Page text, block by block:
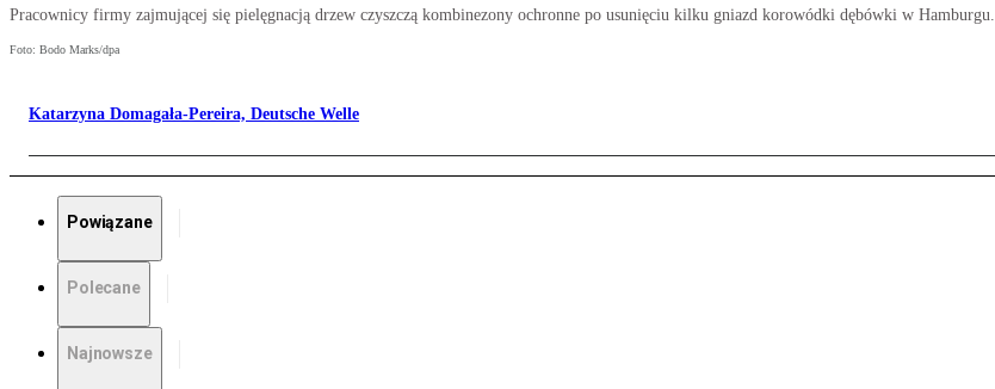
Pracownicy firmy zajmującej się pielęgnacją drzew czyszczą kombinezony ochronne po usunięciu kilku gniazd korowódki dębówki w Hamburgu.
Foto: Bodo Marks/dpa
Katarzyna Domagała-Pereira, Deutsche Welle
Powiązane
Polecane
Najnowsze